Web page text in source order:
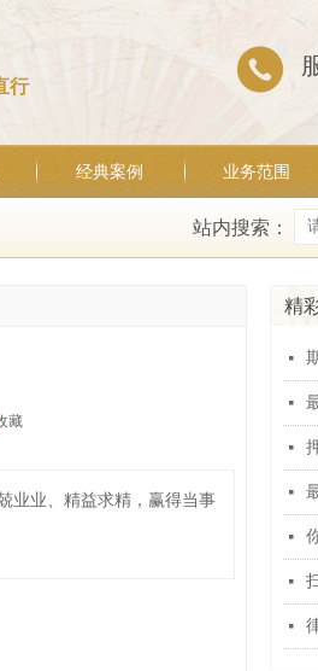
行
经典案例 业务范围
站内搜索：
藏
业业、精益求精，赢得当事
넷
넷
넷
넷
넷
넷
넷
精